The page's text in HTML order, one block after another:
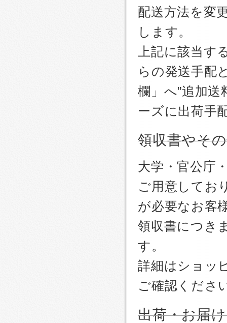
配送方法を変
します。
上記に該当
らの発送手配
欄」へ”追加
ーズに出荷手
領収書やそ
大学・官公庁
ご用意してお
が必要なお客
領収書につき
す。
詳細はショッ
ご確認くださ
出荷・お届